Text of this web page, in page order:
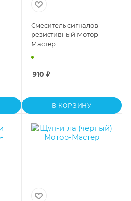
Смеситель сигналов
резистивный Мотор-
Мастер
910 ₽
В КОРЗИНУ